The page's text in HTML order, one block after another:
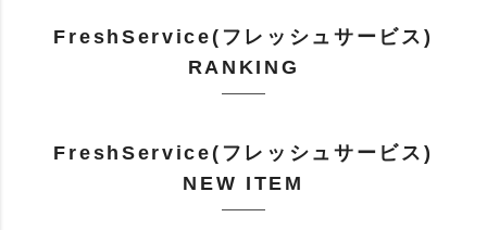
FreshService(フレッシュサービス)
RANKING
FreshService(フレッシュサービス)
NEW ITEM